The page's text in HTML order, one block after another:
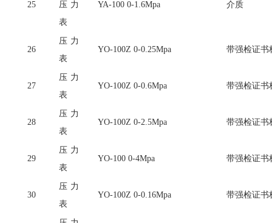
25
压力
表
YA-100 0-1.6Mpa 介质
26
压力
表
YO-100Z 0-0.25Mpa 带强检证书
27
压力
表
YO-100Z 0-0.6Mpa 带强检证书
28
压力
表
YO-100Z 0-2.5Mpa 带强检证书
29
压力
表
YO-100 0-4Mpa 带强检证书
30
压力
表
YO-100Z 0-0.16Mpa 带强检证书